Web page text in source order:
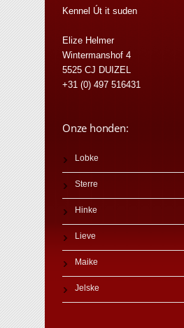
Kennel Út it suden
Elize Helmer
Wintermanshof 4
5525 CJ DUIZEL
+31 (0) 497 516431
Onze honden:
Lobke
Sterre
Hinke
Lieve
Maike
Jelske